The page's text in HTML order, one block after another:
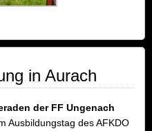
in Aurach
der FF Ungenach
Ausbildungstag des AFKDO